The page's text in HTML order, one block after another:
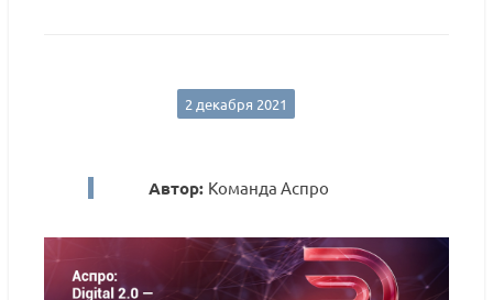
2 декабря 2021
Автор: Команда Аспро